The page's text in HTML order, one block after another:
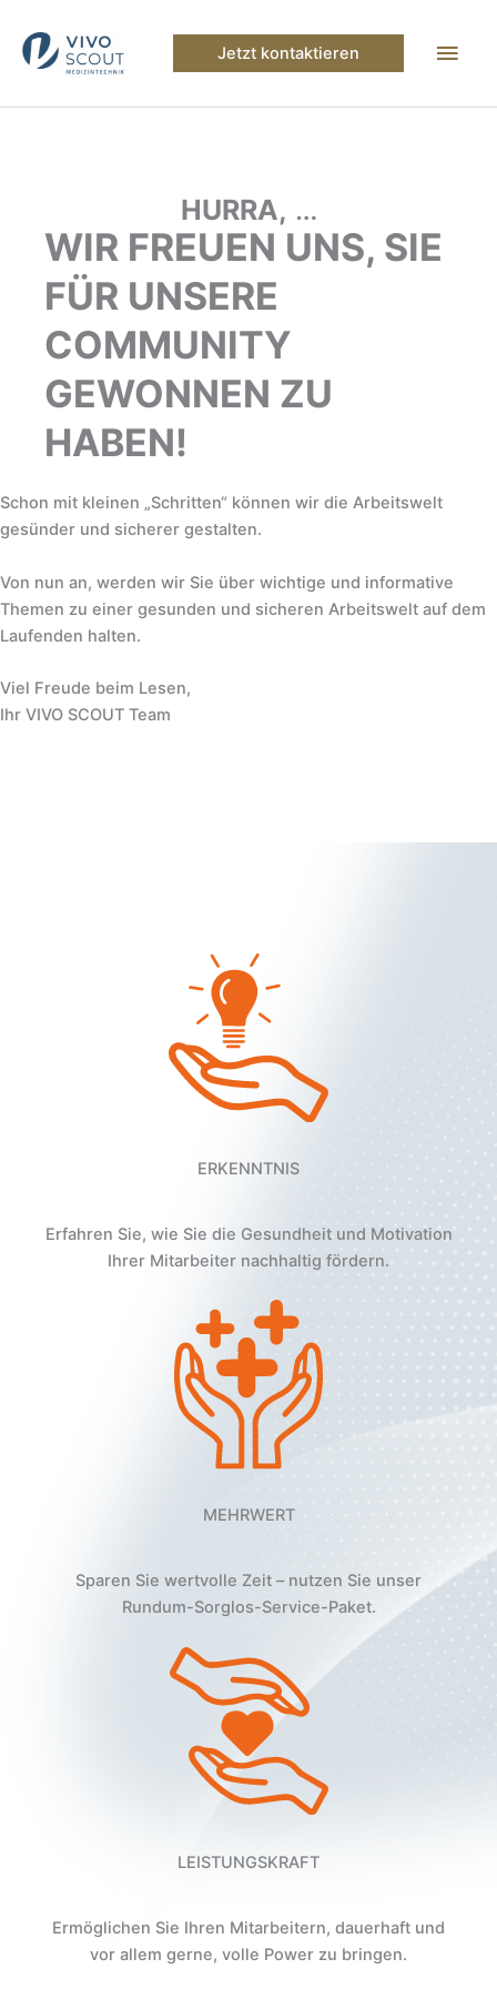
Inhalt
springen
Jetzt kontaktieren
HURRA, …
WIR FREUEN UNS, SIE
FÜR UNSERE
COMMUNITY
GEWONNEN ZU
HABEN!
Schon mit kleinen „Schritten“ können wir die Arbeitswelt
gesünder und sicherer gestalten.
Von nun an, werden wir Sie über wichtige und informative
Themen zu einer gesunden und sicheren Arbeitswelt auf dem
Laufenden halten.
Viel Freude beim Lesen,
Ihr VIVO SCOUT Team
ERKENNTNIS
Erfahren Sie, wie Sie die Gesundheit und Motivation
Ihrer Mitarbeiter nachhaltig fördern.
MEHRWERT
Sparen Sie wertvolle Zeit – nutzen Sie unser
Rundum-Sorglos-Service-Paket.
LEISTUNGSKRAFT
Ermöglichen Sie Ihren Mitarbeitern, dauerhaft und
vor allem gerne, volle Power zu bringen.